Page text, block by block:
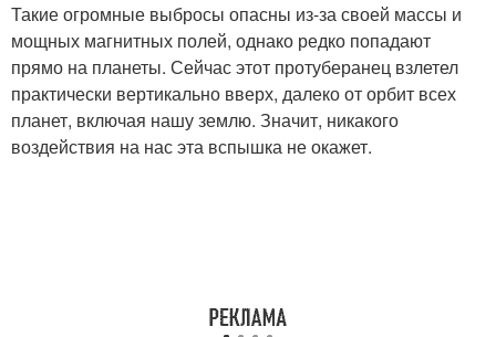
Такие огромные выбросы опасны из-за своей массы и
мощных магнитных полей, однако редко попадают
прямо на планеты. Сейчас этот протуберанец взлетел
практически вертикально вверх, далеко от орбит всех
планет, включая нашу землю. Значит, никакого
воздействия на нас эта вспышка не окажет.